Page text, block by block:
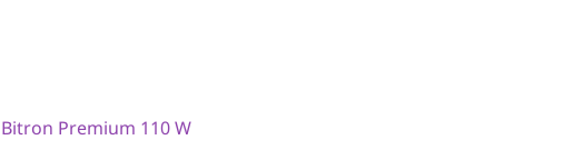
Bitron Premium 110 W